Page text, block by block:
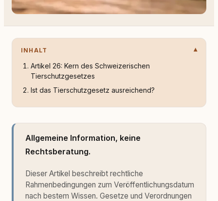
INHALT
Artikel 26: Kern des Schweizerischen
Tierschutzgesetzes
Ist das Tierschutzgesetz ausreichend?
Allgemeine Information, keine
Rechtsberatung.
Dieser Artikel beschreibt rechtliche
Rahmenbedingungen zum Veröffentlichungsdatum
nach bestem Wissen. Gesetze und Verordnungen